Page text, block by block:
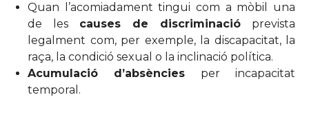
Quan l’acomiadament tingui com a mòbil una
de les causes de discriminació prevista
legalment com, per exemple, la discapacitat, la
raça, la condició sexual o la inclinació política.
Acumulació d’absències per incapacitat
temporal.